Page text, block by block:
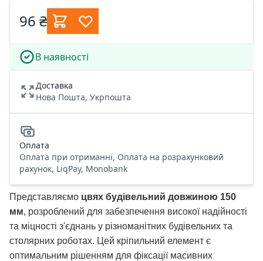
96 ₴
В наявності
Доставка
Нова Пошта, Укрпошта
Оплата
Оплата при отриманні, Оплата на розрахунковий
рахунок, LiqPay, Monobank
Представляємо цвях будівельний довжиною 150
мм, розроблений для забезпечення високої надійності
та міцності з'єднань у різноманітних будівельних та
столярних роботах. Цей кріпильний елемент є
оптимальним рішенням для фіксації масивних